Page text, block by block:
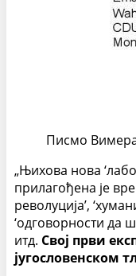
Писмо
„Њихова нова
прилагођена је
револуција’,
‘одговорности да
итд. Свој први
југословенском